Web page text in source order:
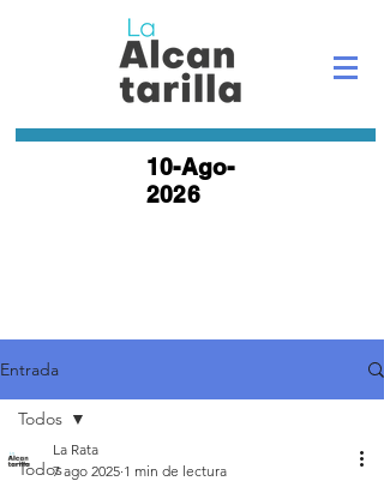
10-Ago-
2026
Entrada
Todos
Todos
La Rata
7 ago 2025 1 min de lectura